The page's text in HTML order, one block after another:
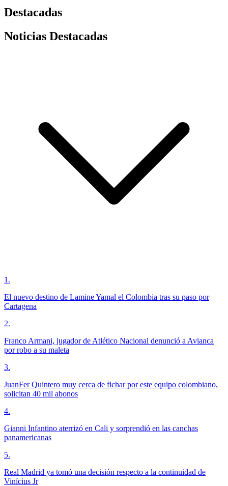
Destacadas
Noticias Destacadas
1 .
El nuevo destino de Lamine Yamal el Colombia tras su paso por
Cartagena
2.
Franco Armani, jugador de Atlético Nacional denunció a Avianca
por robo a su maleta
3.
JuanFer Quintero muy cerca de fichar por este equipo colombiano,
solicitan 40 mil abonos
4.
Gianni Infantino aterrizó en Cali y sorprendió en las canchas
panamericanas
5.
Real Madrid ya tomó una decisión respecto a la continuidad de
Vinícius Jr